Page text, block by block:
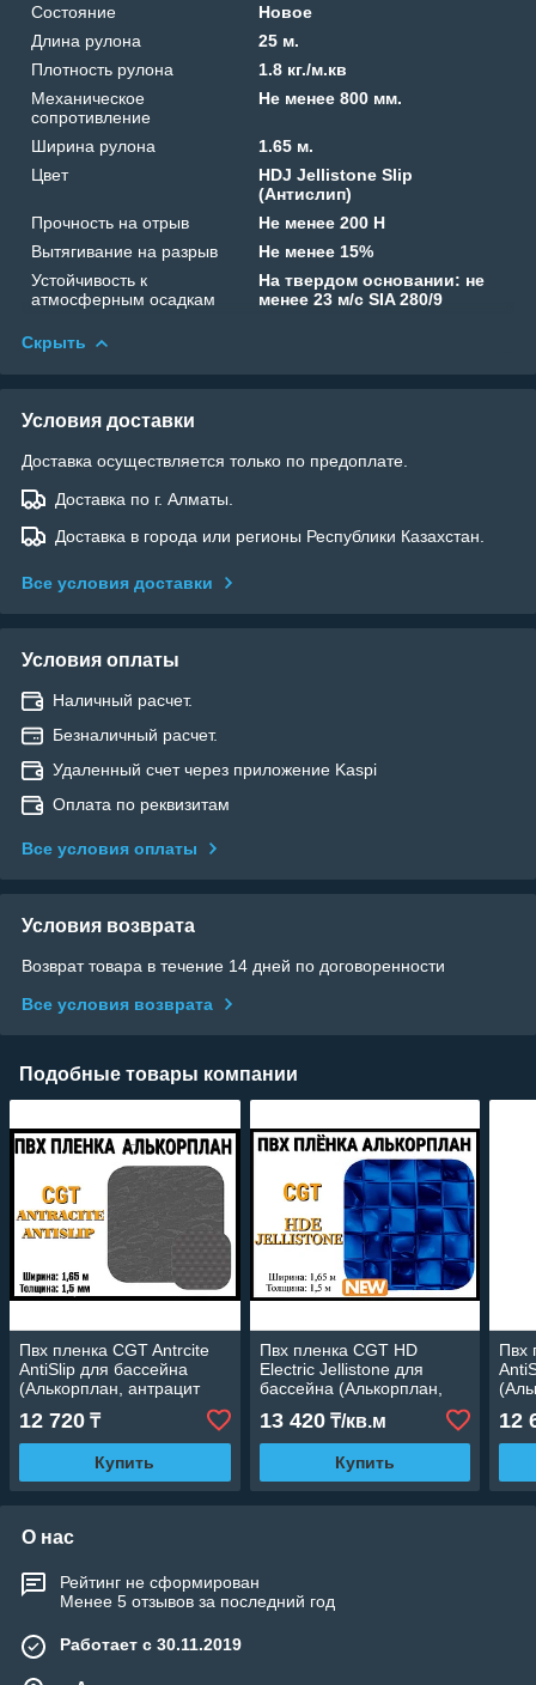
Состояние
Новое
Длина рулона
25 м.
Плотность рулона
1.8 кг./м.кв
Механическое
сопротивление
Не менее 800 мм.
Ширина рулона
1.65 м.
Цвет
HDJ Jellistone Slip
(Антислип)
Прочность на отрыв
Не менее 200 Н
Вытягивание на разрыв
Не менее 15%
Устойчивость к
атмосферным осадкам
На твердом основании: не
менее 23 м/с SIA 280/9
Скрыть
Условия доставки
Доставка осуществляется только по предоплате.
Доставка по г. Алматы.
Доставка в города или регионы Республики Казахстан.
Все условия доставки
Условия оплаты
Наличный расчет.
Безналичный расчет.
Удаленный счет через приложение Kaspi
Оплата по реквизитам
Все условия оплаты
Условия возврата
Возврат товара в течение 14 дней по договоренности
Все условия возврата
Подобные товары компании
Пвх пленка CGT Antrcite
AntiSlip для бассейна
(Алькорплан, антрацит
антислип, ширина: 1.65
м.)
12 720 ₸
Купить
Пвх пленка CGT HD
Electric Jellistone для
бассейна (Алькорплан,
мозаика, ширина: 1.65 м.)
13 420₸/кв.м
Купить
Пвх
м.)
12
О нас
Рейтинг не сформирован
Менее 5 отзывов за последний год
Работает с 30.11.2019